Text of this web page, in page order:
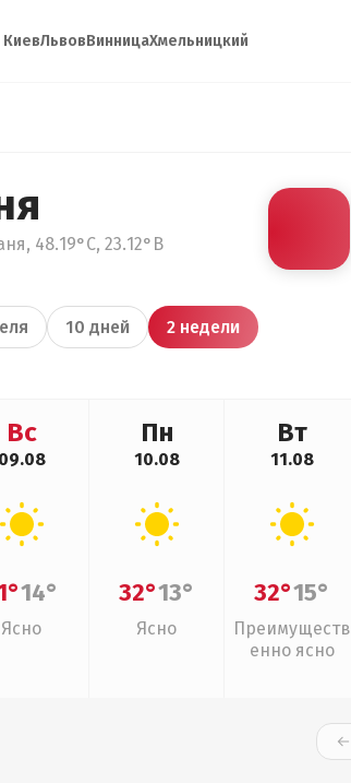
КиевЛьвовВинницаХмельницкий
48.19°С, 23.12°В
10 дней 2 недели
Вс
09.08
14°
Ясно
Пн
10.08
32°13°
Ясно
Вт
11.08
32°15°
Преимуществ
енно ясно